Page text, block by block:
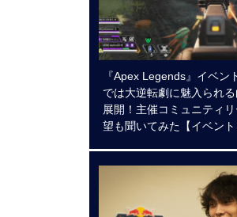
『Apex Legends』イベン
では大逆転劇に魅入られ
展開！主催コミュニティ
望も聞いてみた【イベント